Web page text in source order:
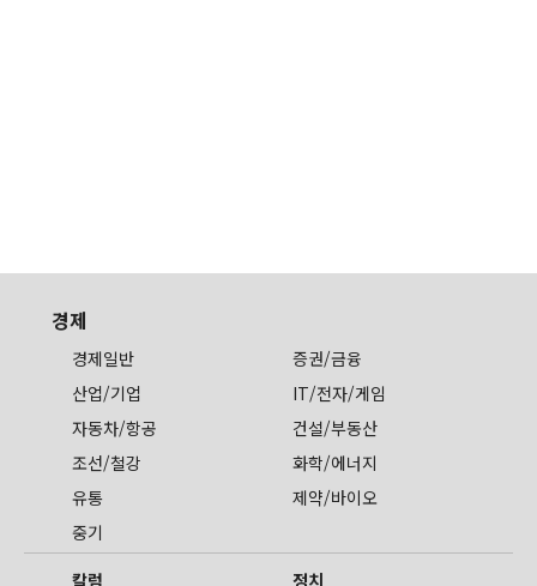
경제
경제일반
증권/금융
산업/기업
IT/전자/게임
자동차/항공
건설/부동산
조선/철강
화학/에너지
유통
제약/바이오
중기
칼럼
정치